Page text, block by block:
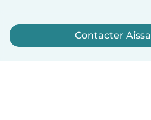
Contacter Aissa